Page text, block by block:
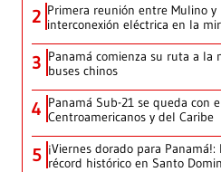
2 Primera reunión entre Mulino y
interconexión eléctrica en la
3 Panamá comienza su ruta a la
buses chinos
4 Panamá Sub-21 se queda con
Centroamericanos y del Caribe
5 ¡Viernes dorado para
récord histórico en Santo